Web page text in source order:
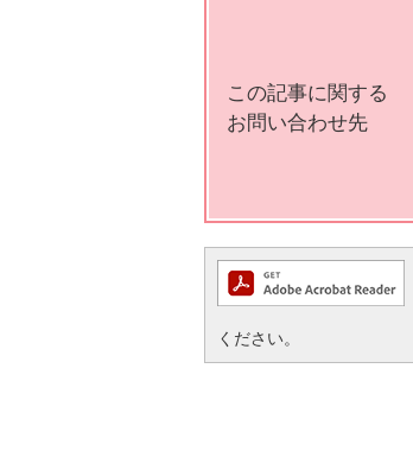
この記事に関する
お問い合わせ先
ください。